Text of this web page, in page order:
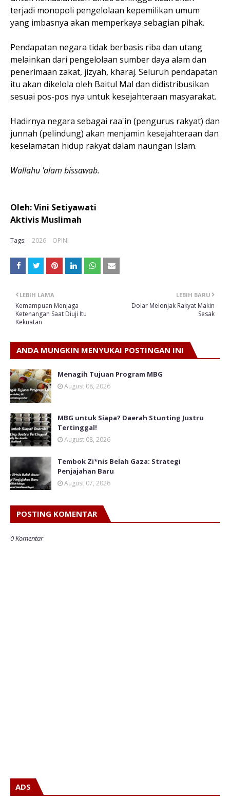
terjadi monopoli pengelolaan kepemilikan umum
yang imbasnya akan memperkaya sebagian pihak.
Pendapatan negara tidak berbasis riba dan utang
melainkan dari pengelolaan sumber daya alam dan
penerimaan zakat, jizyah, kharaj. Seluruh pendapatan
itu akan dikelola oleh Baitul Mal dan didistribusikan
sesuai pos-pos nya untuk kesejahteraan masyarakat.
Hadirnya negara sebagai raa'in (pengurus rakyat) dan
junnah (pelindung) akan menjamin kesejahteraan dan
keselamatan hidup rakyat dalam naungan Islam.
Wallahu 'alam bissawab.
Oleh: Vini Setiyawati
Aktivis Muslimah
Tags: 2026 OPINI
LEBIH BARU
Dolar Melonjak Rakyat Makin
Sesak
LEBIH LAMA
Kemampuan Menjaga
Ketenangan Saat Diuji Itu
Kekuatan
ANDA MUNGKIN MENYUKAI POSTINGAN INI
Menagih Tujuan Program MBG
August 08, 2026
MBG untuk Siapa? Daerah Stunting Justru
Tertinggal!
August 08, 2026
Tembok Zi*nis Belah Gaza: Strategi
Penjajahan Baru
August 07, 2026
POSTING KOMENTAR
0 Komentar
ADS